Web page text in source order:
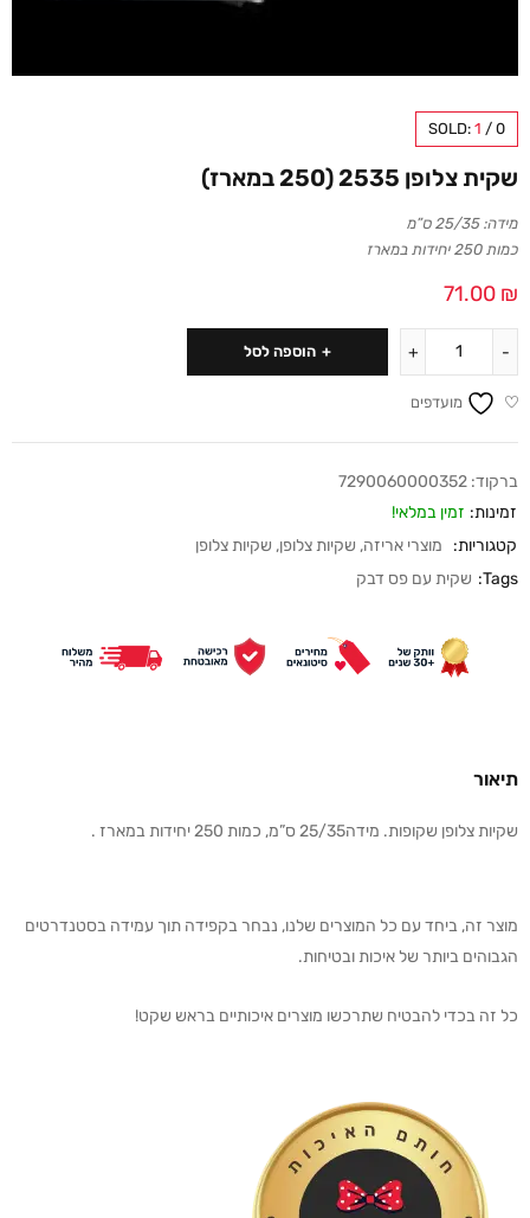
SOLD: 1 / 0
שקית צלופן 2535 (250 במארז)
מידה: 25/35 ס”מ
כמות 250 יחידות במארז
71.00 ₪
הוספה לסל
מועדפים
ברקוד: 7290060000352
זמינות: זמין במלאי!
קטגוריות:
מוצרי אריזה, שקיות צלופן, שקיות צלופן
Tags: שקית עם פס דבק
תיאור
שקיות צלופן שקופות. מידה25/35 ס”מ, כמות 250 יחידות במארז .
מוצר זה, ביחד עם כל המוצרים שלנו, נבחר בקפידה תוך עמידה בסטנדרטים
הגבוהים ביותר של איכות ובטיחות.
כל זה בכדי להבטיח שתרכשו מוצרים איכותיים בראש שקט!